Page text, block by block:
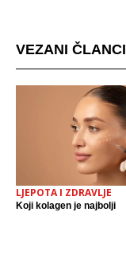
VEZANI ČLANCI
LJEPOTA I ZDRAVLJE
Koji kolagen je najbolji